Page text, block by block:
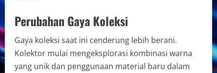
Perubahan Gaya Koleksi
Gaya koleksi saat ini cenderung lebih berani.
Kolektor mulai mengeksplorasi kombinasi warna
yang unik dan penggunaan material baru dalam